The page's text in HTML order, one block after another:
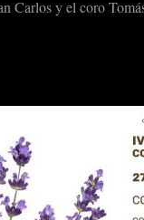
Carlos y el coro